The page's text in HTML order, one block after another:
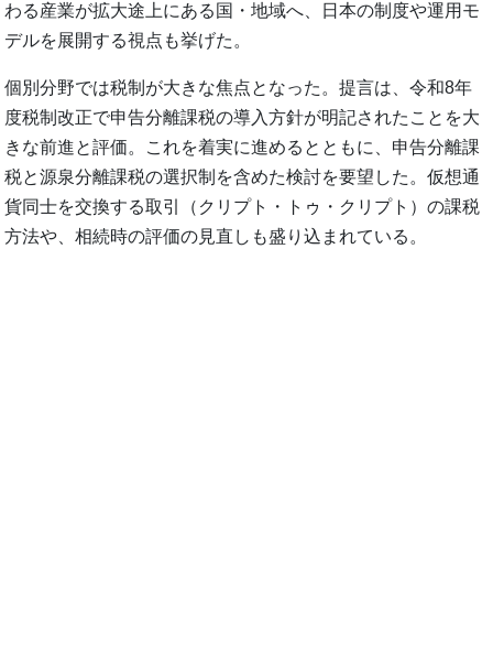
わる産業が拡大途上にある国・地域へ、日本の制度や運用モ
デルを展開する視点も挙げた。
個別分野では税制が大きな焦点となった。提言は、令和8年
度税制改正で申告分離課税の導入方針が明記されたことを大
きな前進と評価。これを着実に進めるとともに、申告分離課
税と源泉分離課税の選択制を含めた検討を要望した。仮想通
貨同士を交換する取引（クリプト・トゥ・クリプト）の課税
方法や、相続時の評価の見直しも盛り込まれている。